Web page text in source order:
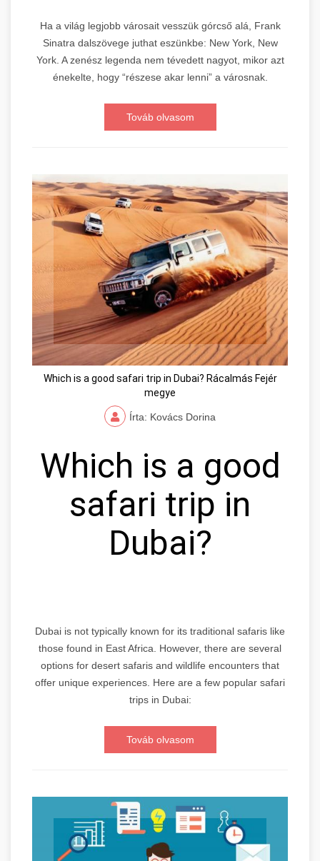
Ha a világ legjobb városait vesszük górcső alá, Frank
Sinatra dalszövege juthat eszünkbe: New York, New
York. A zenész legenda nem tévedett nagyot, mikor azt
énekelte, hogy “részese akar lenni” a városnak.
Továb olvasom
Which is a good safari trip in Dubai? Rácalmás Fejér
megye
Írta: Kovács Dorina
Which is a good
safari trip in
Dubai?
Dubai is not typically known for its traditional safaris like
those found in East Africa. However, there are several
options for desert safaris and wildlife encounters that
offer unique experiences. Here are a few popular safari
trips in Dubai:
Továb olvasom